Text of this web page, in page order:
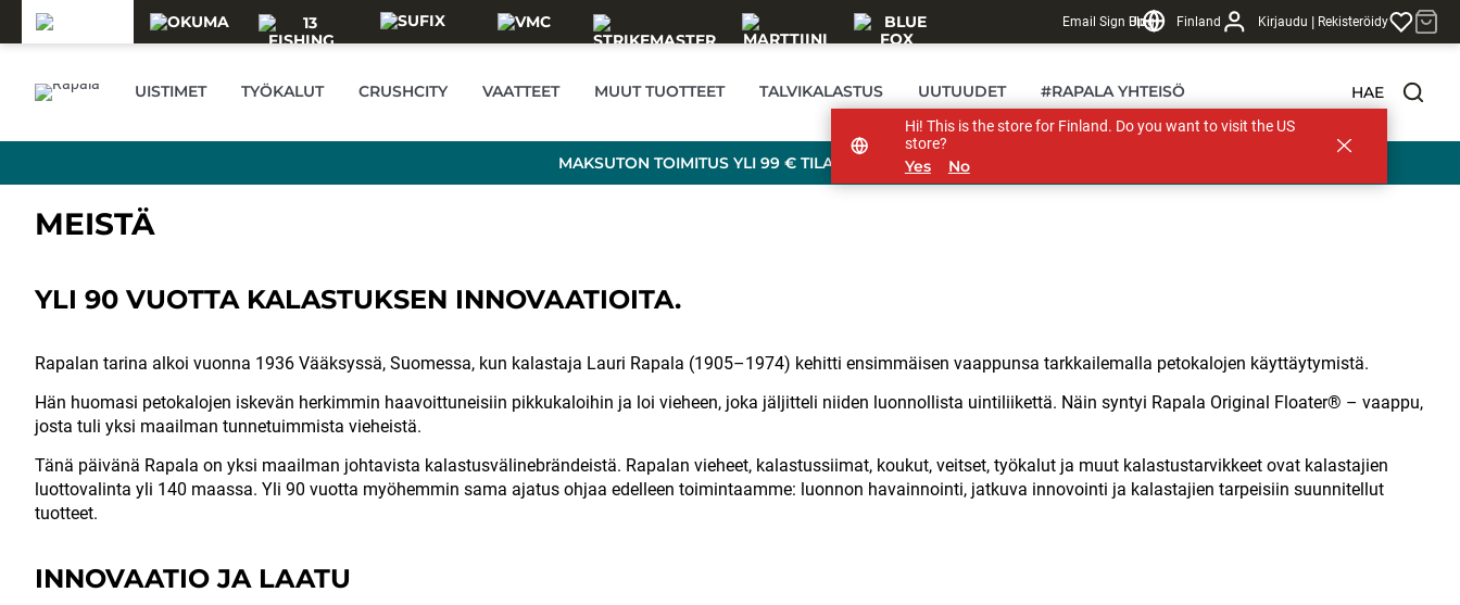
Email Sign UpBlogi Finland Kirjaudu | Rekisteröidy
UISTIMET TYÖKALUT CRUSHCITY VAATTEET MUUT TUOTTEET TALVIKALASTUS UUTUUDET #RAPALA YHTEISÖ HAE
MAKSUTON TOIMITUS YLI 99 € TILAUKSILLE!
MEISTÄ
YLI 90 VUOTTA KALASTUKSEN INNOVAATIOITA.
Rapalan tarina alkoi vuonna 1936 Vääksyssä, Suomessa, kun kalastaja Lauri Rapala (1905–1974) kehitti ensimmäisen vaappunsa tarkkailemalla petokalojen käyttäytymistä.
Hän huomasi petokalojen iskevän herkimmin haavoittuneisiin pikkukaloihin ja loi vieheen, joka jäljitteli niiden luonnollista uintiliikettä. Näin syntyi Rapala Original Floater® – vaappu,
josta tuli yksi maailman tunnetuimmista vieheistä.
Tänä päivänä Rapala on yksi maailman johtavista kalastusvälinebrändeistä. Rapalan vieheet, kalastussiimat, koukut, veitset, työkalut ja muut kalastustarvikkeet ovat kalastajien
luottovalinta yli 140 maassa. Yli 90 vuotta myöhemmin sama ajatus ohjaa edelleen toimintaamme: luonnon havainnointi, jatkuva innovointi ja kalastajien tarpeisiin suunnitellut
tuotteet.
INNOVAATIO JA LAATU
Hi! This is the store for Finland. Do you want to visit the US
store?
Yes No